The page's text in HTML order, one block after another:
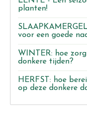
planten!
voor een goede
WINTER: hoe
donkere tijden?
HERFST: hoe
op deze donkere